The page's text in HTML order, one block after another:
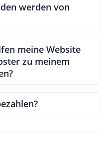
werden von
meine Website
zu meinem